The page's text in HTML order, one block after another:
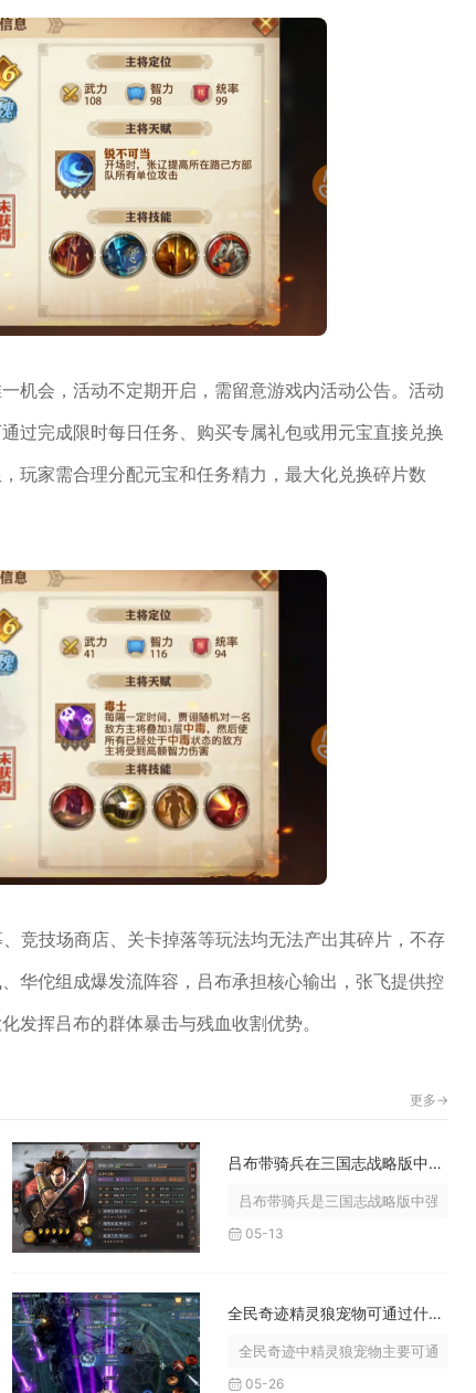
机会，活动不定期开启，需留意游戏内活动公告。活动
过完成限时每日任务、购买专属礼包或用元宝直接兑换
玩家需合理分配元宝和任务精力，最大化兑换碎片数
竞技场商店、关卡掉落等玩法均无法产出其碎片，不存
华佗组成爆发流阵容，吕布承担核心输出，张飞提供控
发挥吕布的群体暴击与残血收割优势。
更多->
线剧情副本、昼夜空间资源...
吕布带骑兵在三国志战略版中的表现如何
吕布带骑兵是三国志战略版中强度顶
05-13
田言+逍遥子+扶苏+典庆，...
全民奇迹精灵狼宠物可通过什么方式获得
全民奇迹中精灵狼宠物主要可通过充
05-26